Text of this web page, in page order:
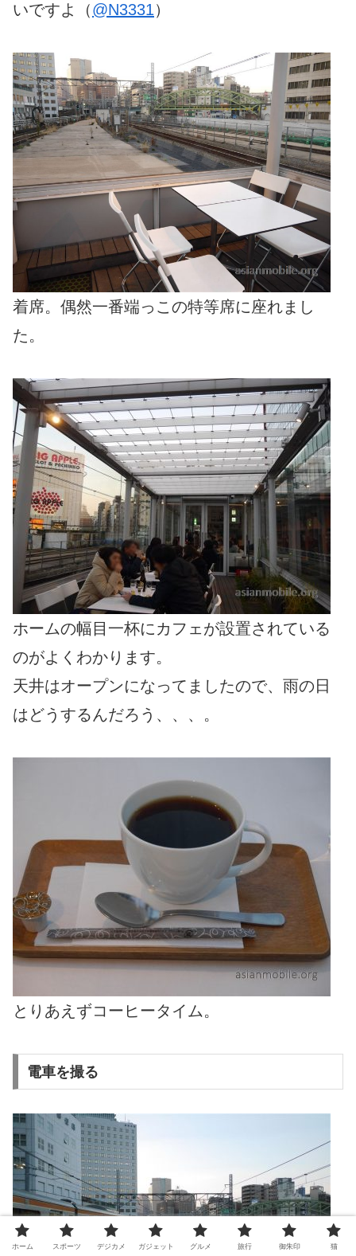
いですよ（@N3331）
着席。偶然一番端っこの特等席に座れまし
た。
ホームの幅目一杯にカフェが設置されている
のがよくわかります。
天井はオープンになってましたので、雨の日
はどうするんだろう、、、。
とりあえずコーヒータイム。
電車を撮る
ホーム スポーツ デジカメ ガジェット グルメ 旅行 御朱印 猫